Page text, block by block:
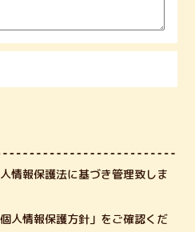
情報保護法に基づき管理致しま
人情報保護方針」をご確認くだ